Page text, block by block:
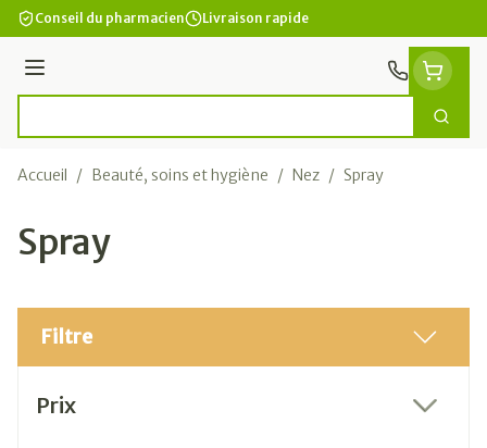
Aller au contenu
Conseil du pharmacien Livraison rapide
Menu
Accueil / Beauté, soins et hygiène / Nez / Spray
Spray
Filtre
Prix